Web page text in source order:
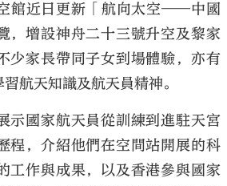
館近日更新「航向太空——中國
，增設神舟二十三號升空及黎家
少家長帶同子女到場體驗，亦有
航天知識及航天員精神。
示國家航天員從訓練到進駐天宮
程，介紹他們在空間站開展的科
工作與成果，以及香港參與國家